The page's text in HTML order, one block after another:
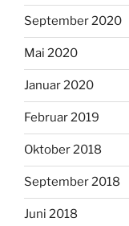
September 2020
Mai 2020
Januar 2020
Februar 2019
Oktober 2018
September 2018
Juni 2018